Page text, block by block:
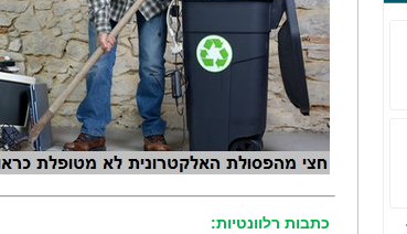
כתבות רלוונטיות: